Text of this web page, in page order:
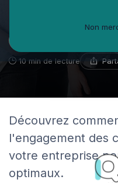
10 min de lecture
Découvrez
l'engagement des
votre entreprise
optimaux.
Non